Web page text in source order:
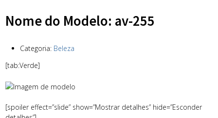
Nome do Modelo: av-255
Categoria: Beleza
[tab:Verde]
[spoiler effect=”slide” show=”Mostrar detalhes” hide=”Esconder